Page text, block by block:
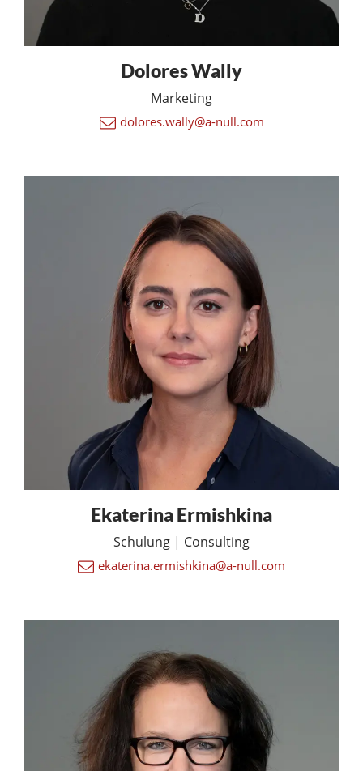
Dolores Wally
Marketing
dolores.wally@a-null.com
Ekaterina Ermishkina
Schulung | Consulting
ekaterina.ermishkina@a-null.com